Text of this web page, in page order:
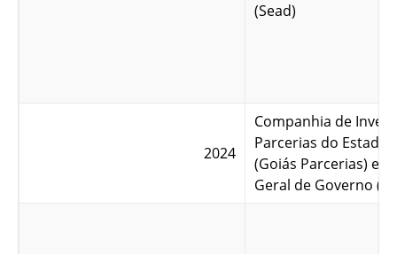
(Sead)
2024
Companhia de
Parcerias do Estado
(Goiás Parcerias) e
Geral de Governo